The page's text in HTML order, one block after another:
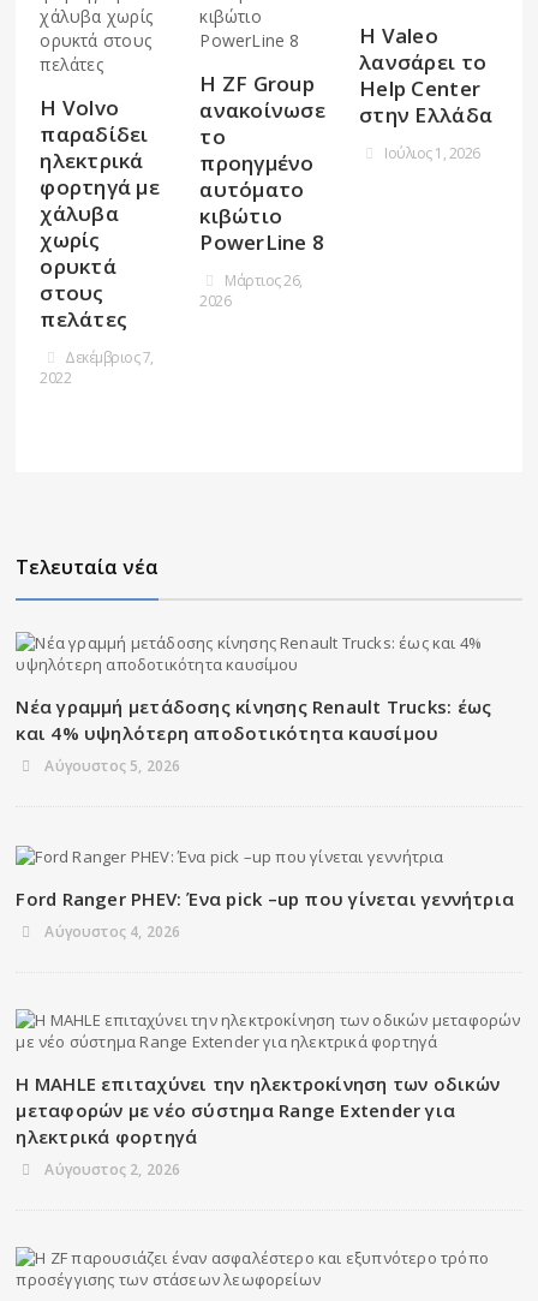
Η Volvo
παραδίδει
ηλεκτρικά
φορτηγά με
χάλυβα
χωρίς
ορυκτά
στους
πελάτες
Δεκέμβριος 7,
2022
Η ZF Group
ανακοίνωσε
το
προηγμένο
αυτόματο
κιβώτιο
PowerLine 8
Μάρτιος 26,
2026
Η Valeo
λανσάρει το
Help Center
στην Ελλάδα
Ιούλιος 1, 2026
Τελευταία νέα
Νέα γραμμή μετάδοσης κίνησης Renault Trucks: έως
και 4% υψηλότερη αποδοτικότητα καυσίμου
Αύγουστος 5, 2026
Ford Ranger PHEV: Ένα pick –up που γίνεται γεννήτρια
Αύγουστος 4, 2026
Η MAHLE επιταχύνει την ηλεκτροκίνηση των οδικών
μεταφορών με νέο σύστημα Range Extender για
ηλεκτρικά φορτηγά
Αύγουστος 2, 2026